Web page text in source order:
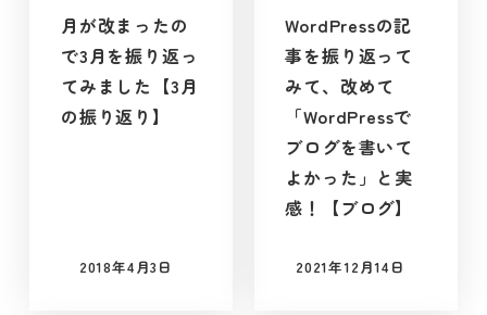
月が改まったの
で3月を振り返っ
てみました【3月
の振り返り】
投稿日
2018年4月3日
WordPressの記
事を振り返って
みて、改めて
「WordPressで
ブログを書いて
よかった」と実
感！【ブログ】
投稿日
2021年12月14日